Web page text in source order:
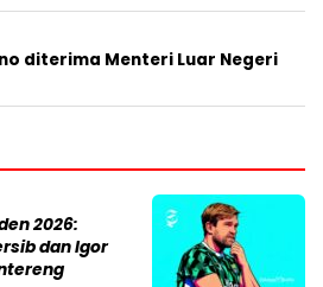
diterima Menteri Luar Negeri
2026:
dan Igor